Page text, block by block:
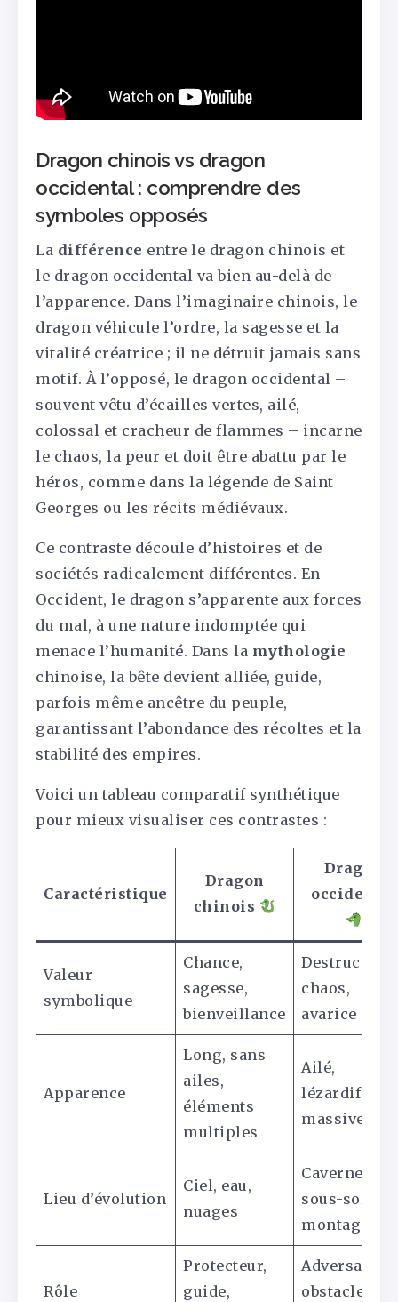
Dragon chinois vs dragon
occidental : comprendre des
symboles opposés
La différence entre le dragon chinois et
le dragon occidental va bien au-delà de
l’apparence. Dans l’imaginaire chinois, le
dragon véhicule l’ordre, la sagesse et la
vitalité créatrice ; il ne détruit jamais sans
motif. À l’opposé, le dragon occidental –
souvent vêtu d’écailles vertes, ailé,
colossal et cracheur de flammes – incarne
le chaos, la peur et doit être abattu par le
héros, comme dans la légende de Saint
Georges ou les récits médiévaux.
Ce contraste découle d’histoires et de
sociétés radicalement différentes. En
Occident, le dragon s’apparente aux forces
du mal, à une nature indomptée qui
menace l’humanité. Dans la mythologie
chinoise, la bête devient alliée, guide,
parfois même ancêtre du peuple,
garantissant l’abondance des récoltes et la
stabilité des empires.
Voici un tableau comparatif synthétique
pour mieux visualiser ces contrastes :
Caractéristique
Dragon
chinois
Dragon
occidental
Valeur
symbolique
Chance,
sagesse,
bienveillance
Destruction,
chaos,
avarice
Apparence
Long, sans
ailes,
éléments
multiples
Ailé,
massive
Lieu d’évolution
Ciel, eau,
nuages
Cavernes,
sous-sol,
montagnes
Rôle
Protecteur,
guide,
Adversaire,
obstacle à